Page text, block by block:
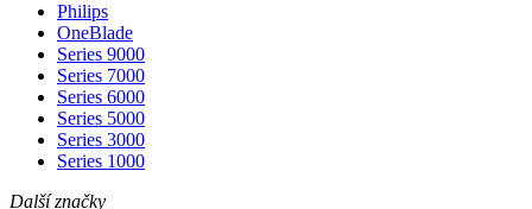
Philips
OneBlade
Series 9000
Series 7000
Series 6000
Series 5000
Series 3000
Series 1000
Další značky